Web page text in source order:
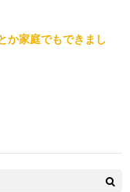
か家庭でもできまし